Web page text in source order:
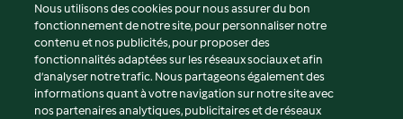
© Copyright 2026
Conditions d'utilisation
Politique de confidentialité
Non-responsabilité
Nous utilisons des cookies pour nous assurer du bon
fonctionnement de notre site, pour personnaliser notre
contenu et nos publicités, pour proposer des
fonctionnalités adaptées sur les réseaux sociaux et afin
d’analyser notre trafic. Nous partageons également des
informations quant à votre navigation sur notre site avec
nos partenaires analytiques, publicitaires et de réseaux